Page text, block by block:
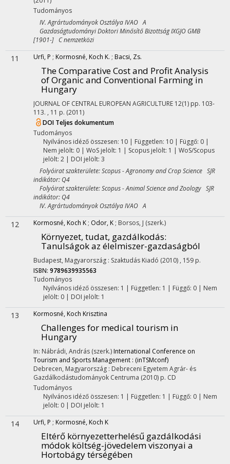
Tudományos
IV. Agrártudományok Osztálya IVAO A
Gazdaságtudományi Doktori Minősítő Bizottság IXGJO GMB
[1901-] C nemzetközi
11 Urfi, P ; Kormosné, Koch K. ; Bacsi, Zs.
The Comparative Cost and Profit Analysis
of Organic and Conventional Farming in
Hungary
JOURNAL OF CENTRAL EUROPEAN AGRICULTURE 12(1) pp. 103-
113. , 11 p. (2011)
DOI Teljes dokumentum
Tudományos
Nyilvános idéző összesen: 10| Független: 10 | Függő: 0 |
Nem jelölt: 0 | WoS jelölt: 1 | Scopus jelölt: 1 | WoS/Scopus
jelölt: 2 | DOI jelölt: 3
Folyóirat szakterülete: Scopus - Agronomy and Crop Science SJR
indikátor: Q4
Folyóirat szakterülete: Scopus - Animal Science and Zoology SJR
indikátor: Q4
IV. Agrártudományok Osztálya IVAO A
12 Kormosné, Koch K ; Odor, K ; Borsos, J (szerk.)
Környezet, tudat, gazdálkodás:
Tanulságok az élelmiszer-gazdaságból
Budapest, Magyarország : Szaktudás Kiadó (2010) , 159 p.
ISBN: 9789639935563
Tudományos
Nyilvános idéző összesen: 1 | Független: 1 | Függő: 0 | Nem
jelölt: 0 | DOI jelölt: 1
13 Kormosné, Koch Krisztina
Challenges for medical tourism in
Hungary
In: Nábrádi, András (szerk.) International Conference on
Tourism and Sports Management : (inTSMconf)
Debrecen, Magyarország : Debreceni Egyetem Agrár- és
Gazdálkodástudományok Centruma (2010) p. CD
Tudományos
Nyilvános idéző összesen: 1 | Független: 1 | Függő: 0 | Nem
jelölt: 0 | DOI jelölt: 1
14 Urfi, P ; Kormosné, Koch K
Eltérő környezetterhelésű gazdálkodási
módok költség-jövedelem viszonyai a
Hortobágy térségében